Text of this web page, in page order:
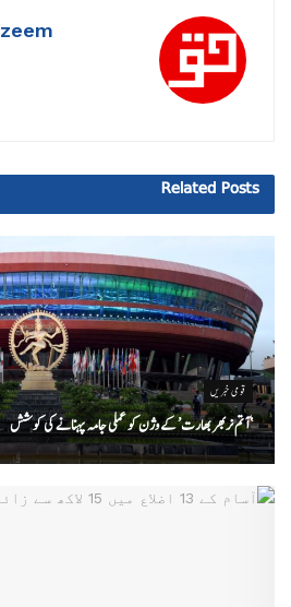
Related Posts
قومی خبریں
‘ آتم نربھر بھارت’ کے وژن کو عملی جامہ پہنانے کی کوشش